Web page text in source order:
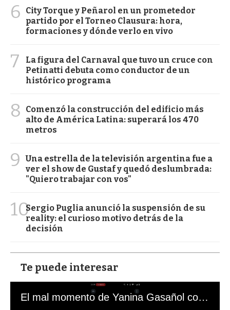
6
City Torque y Peñarol en un prometedor
partido por el Torneo Clausura: hora,
formaciones y dónde verlo en vivo
7
La figura del Carnaval que tuvo un cruce con
Petinatti debuta como conductor de un
histórico programa
8
Comenzó la construcción del edificio más
alto de América Latina: superará los 470
metros
9
Una estrella de la televisión argentina fue a
ver el show de Gustaf y quedó deslumbrada:
"Quiero trabajar con vos"
10Sergio Puglia anunció la suspensión de su
reality: el curioso motivo detrás de la
decisión
Te puede interesar
El mal momento de Yanina Gasañol con un hincha argentino en "Subrayado"